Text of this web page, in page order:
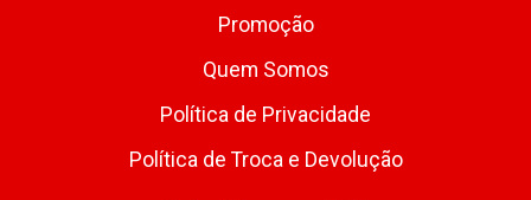
Promoção
Quem Somos
Política de Privacidade
Política de Troca e Devolução